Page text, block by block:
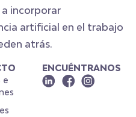
incorporar
artificial en el trabajo
atrás.
e
ENCUÉNTRANOS